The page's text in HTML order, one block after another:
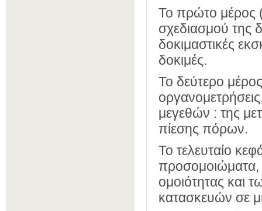
Το πρώτο μέρος
σχεδιασμού της
δοκιμαστικές
δοκιμές.
Το δεύτερο
μεγεθών : της
πίεσης πόρων.
Το τελευταίο
προσομοιώματα,
ομοιότητας και
κατασκευών σε